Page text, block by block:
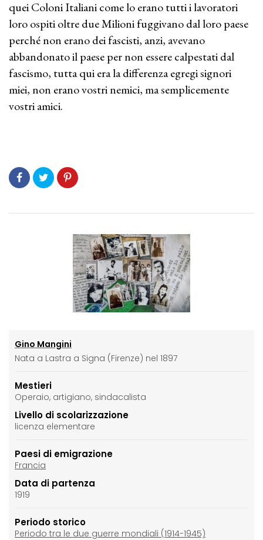
quei Coloni Italiani come lo erano tutti i lavoratori
loro ospiti oltre due Milioni fuggivano dal loro paese
perché non erano dei fascisti, anzi, avevano
abbandonato il paese per non essere calpestati dal
fascismo, tutta qui era la differenza egregi signori
miei, non erano vostri nemici, ma semplicemente
vostri amici.
Gino Mangini
Nata a Lastra a Signa (Firenze) nel 1897
Mestieri
Operaio, artigiano, sindacalista
Livello di scolarizzazione
licenza elementare
Paesi di emigrazione
Francia
Data di partenza
1919
Periodo storico
Periodo tra le due guerre mondiali (1914-1945)